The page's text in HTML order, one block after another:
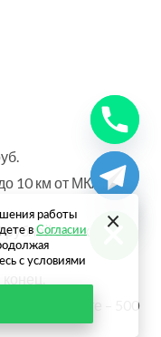
10 км от МКАД –
за 1 км
услуг на месте – 500
×
работы
в Согласии
с условиями